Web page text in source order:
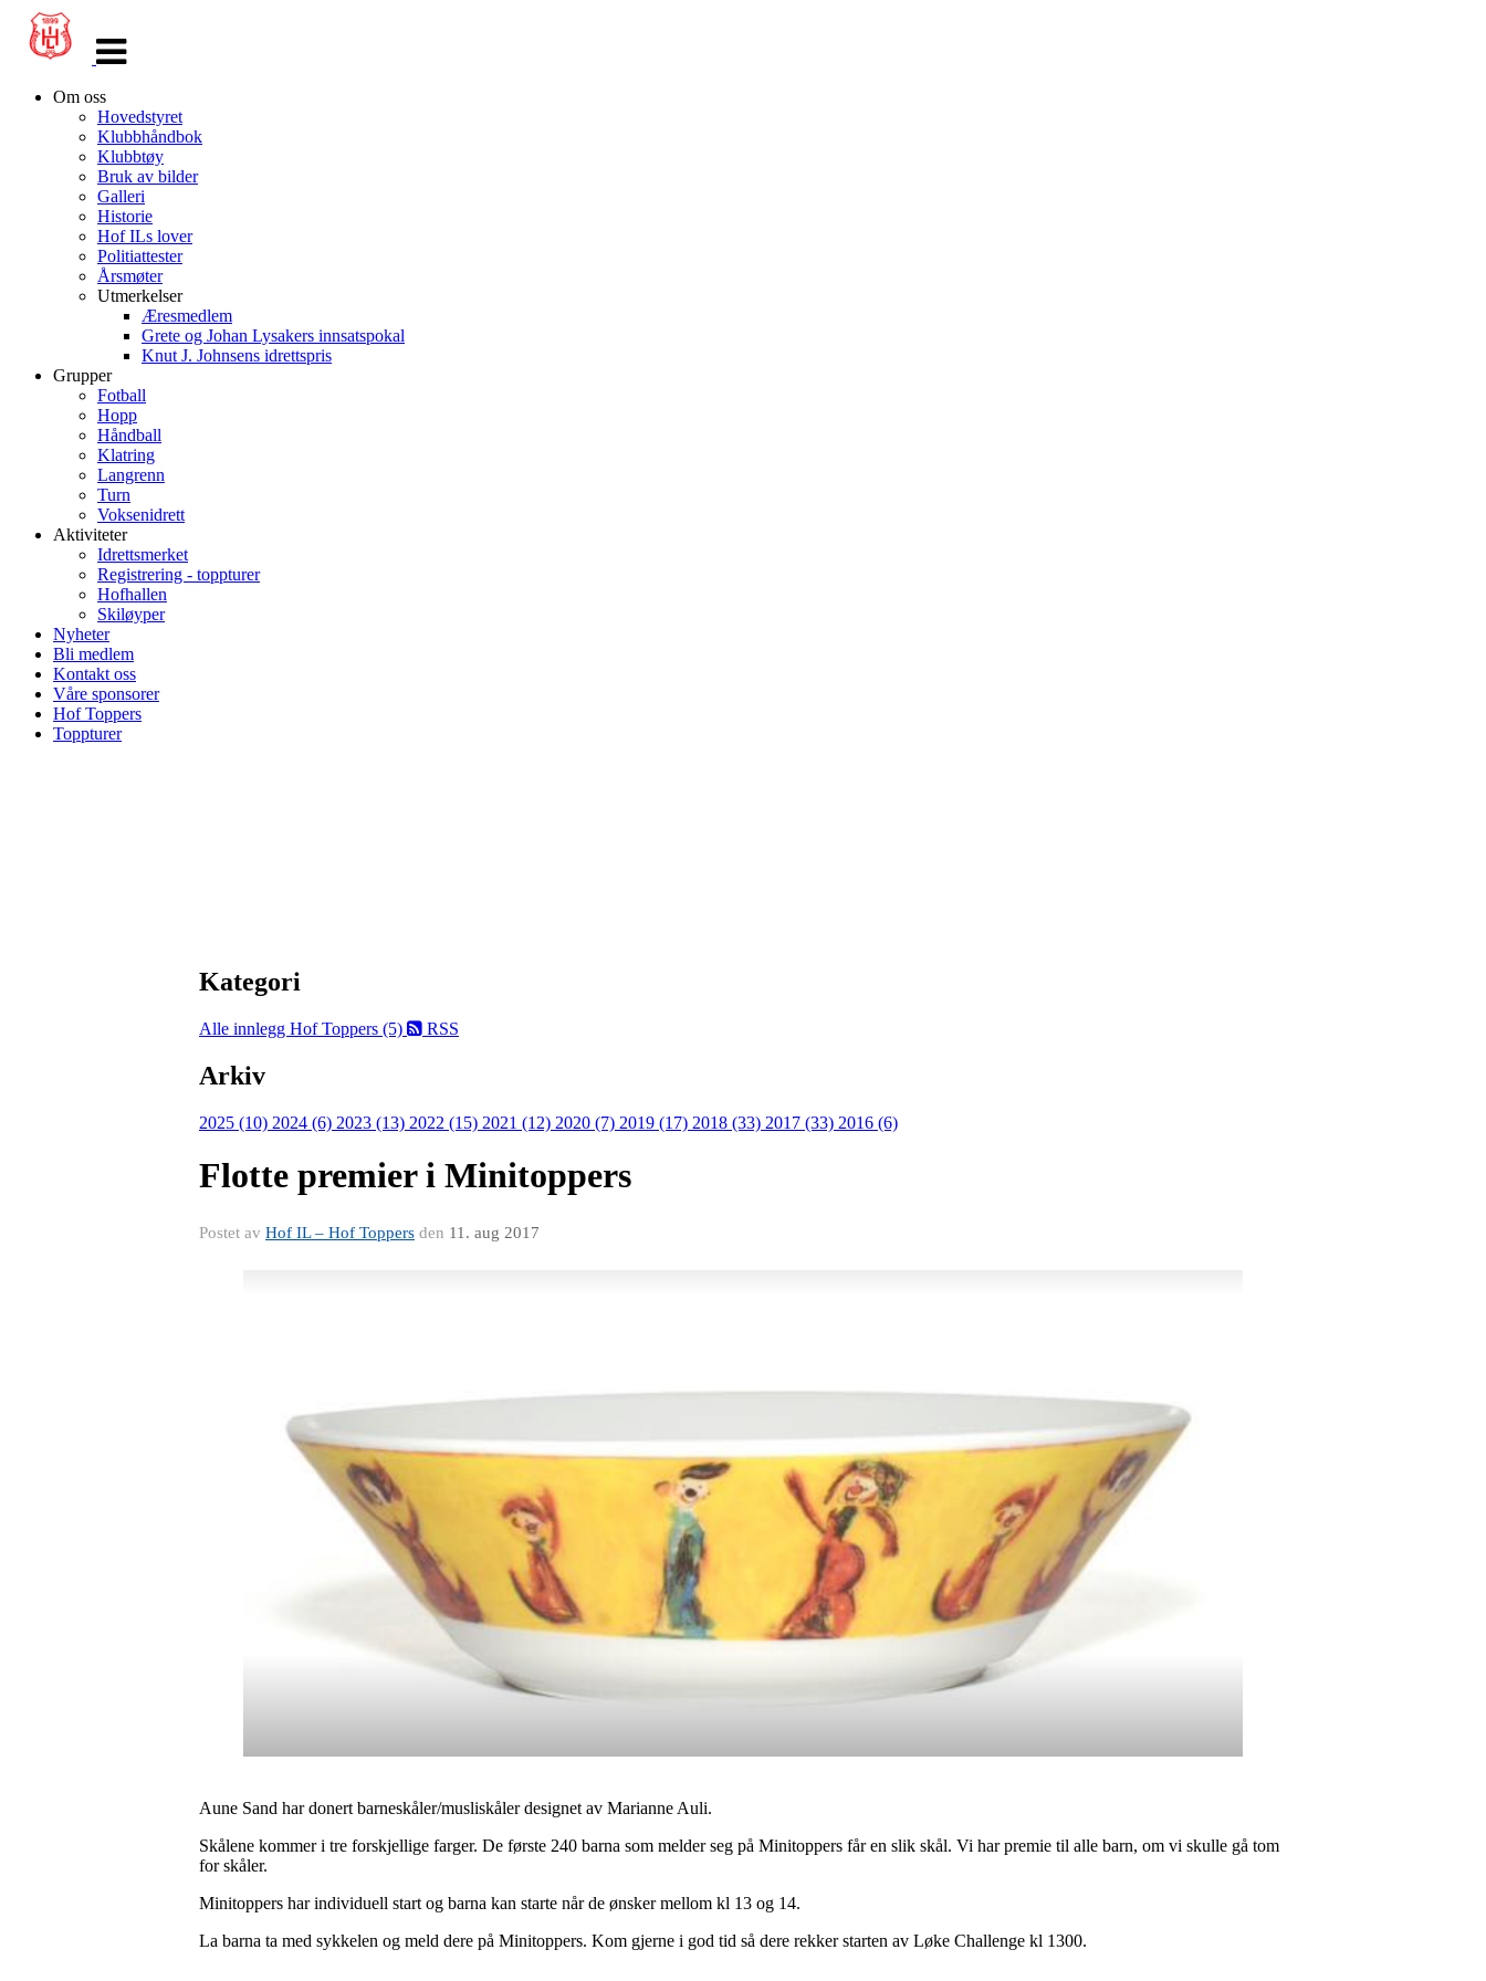
navigasjon
Om oss
Hovedstyret
Klubbhåndbok
Klubbtøy
Bruk av bilder
Galleri
Historie
Hof ILs lover
Politiattester
Årsmøter
Utmerkelser
Æresmedlem
Grete og Johan Lysakers innsatspokal
Knut J. Johnsens idrettspris
Grupper
Fotball
Hopp
Håndball
Klatring
Langrenn
Turn
Voksenidrett
Aktiviteter
Idrettsmerket
Registrering - toppturer
Hofhallen
Skiløyper
Nyheter
Bli medlem
Kontakt oss
Våre sponsorer
Hof Toppers
Toppturer
Kategori
Alle innlegg Hof Toppers (5) RSS
Arkiv
2025 (10) 2024 (6) 2023 (13) 2022 (15) 2021 (12) 2020 (7) 2019 (17) 2018 (33) 2017 (33) 2016 (6)
Flotte premier i Minitoppers
Postet av Hof IL – Hof Toppers den 11. aug 2017
Aune Sand har donert barneskåler/musliskåler designet av Marianne Auli.
Skålene kommer i tre forskjellige farger. De første 240 barna som melder seg på Minitoppers får en slik skål. Vi har premie til alle barn, om vi skulle gå tom
for skåler.
Minitoppers har individuell start og barna kan starte når de ønsker mellom kl 13 og 14.
La barna ta med sykkelen og meld dere på Minitoppers. Kom gjerne i god tid så dere rekker starten av Løke Challenge kl 1300.